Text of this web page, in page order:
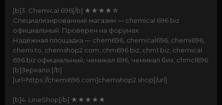
[b]3. Chemical 696[/b] ★★★★☆
Специализированный магазин — chemical 696 biz
официальный. Проверен на форумах.
Надёжная площадка — chem696, chemical696, chemi696,
chemi to, chemshop2 com, chm696 biz, chm1 biz, chemical
696 biz официальный, чемикал 696, чемикал биз, chmcl696
[b]Зеркало:[/b]
[url=https://chemi696.com]chemshop2.shop[/url]
[b]4. LineShop[/b] ★★★★★